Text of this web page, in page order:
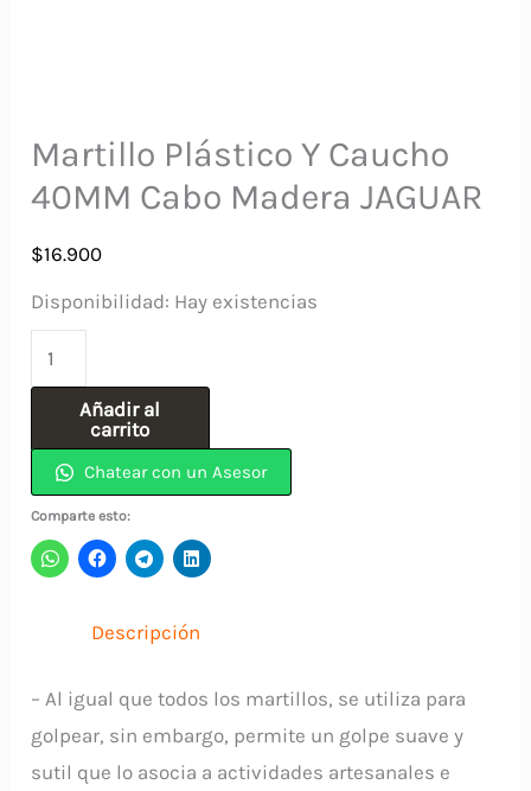
Martillo Plástico Y Caucho
40MM Cabo Madera JAGUAR
$16.900
Disponibilidad: Hay existencias
Martillo
Plástico
Caucho
40MM
Cabo
Madera
cantidad
Añadir al
carrito
Chatear con un Asesor
Comparte esto:
Descripción
– Al igual que todos los martillos, se utiliza para
golpear, sin embargo, permite un golpe suave y
sutil que lo asocia a actividades artesanales e